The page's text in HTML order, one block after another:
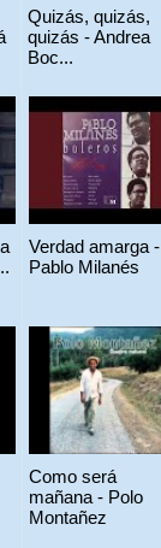
Quizás, quizás,
quizás - Andrea
Boc...
Verdad amarga -
Pablo Milanés
Como será
mañana - Polo
Montañez